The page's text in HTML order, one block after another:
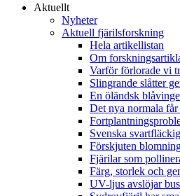
Aktuellt
Nyheter
Aktuell fjärilsforskning
Hela artikellistan
Om
Varför förlorade vi
Slingrande slåtter
En öländsk
Det nya normala
Svenska
Förskjuten
Fjärilar som
Färg, storlek och
UV-ljus avslöjar